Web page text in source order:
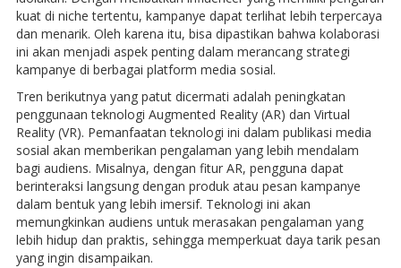
kuat di niche tertentu, kampanye dapat terlihat lebih terpercaya
dan menarik. Oleh karena itu, bisa dipastikan bahwa kolaborasi
ini akan menjadi aspek penting dalam merancang strategi
kampanye di berbagai platform media sosial.
Tren berikutnya yang patut dicermati adalah peningkatan
penggunaan teknologi Augmented Reality (AR) dan Virtual
Reality (VR). Pemanfaatan teknologi ini dalam publikasi media
sosial akan memberikan pengalaman yang lebih mendalam
bagi audiens. Misalnya, dengan fitur AR, pengguna dapat
berinteraksi langsung dengan produk atau pesan kampanye
dalam bentuk yang lebih imersif. Teknologi ini akan
memungkinkan audiens untuk merasakan pengalaman yang
lebih hidup dan praktis, sehingga memperkuat daya tarik pesan
yang ingin disampaikan.